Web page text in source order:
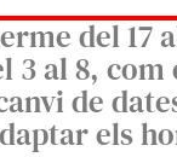
del 17
3 al 8, com
de
els